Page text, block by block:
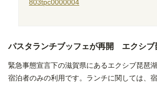
803tpc0000004
パスタランチブッフェが再開 エクシブ
緊急事態宣言下の滋賀県にあるエクシブ琵琶
宿泊者のみの利用です。ランチに関しては、